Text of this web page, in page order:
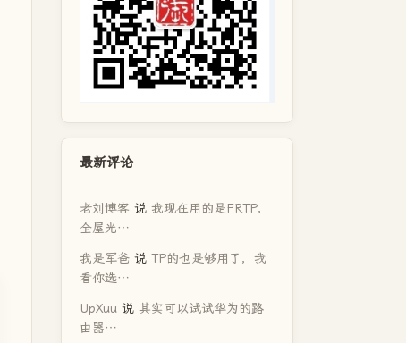
最新评论
老刘博客 说 我现在用的是FRTP，
全屋光…
我是军爸 说 TP的也是够用了，我
看你选…
UpXuu 说 其实可以试试华为的路
由器…